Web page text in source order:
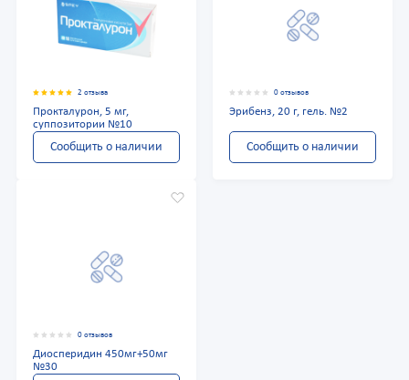
2 отзыва
Прокталурон, 5 мг,
суппозитории №10
Сообщить о наличии
0 отзывов
Эрибенз, 20 г, гель. №2
Сообщить о наличии
0 отзывов
Диосперидин 450мг+50мг
№30